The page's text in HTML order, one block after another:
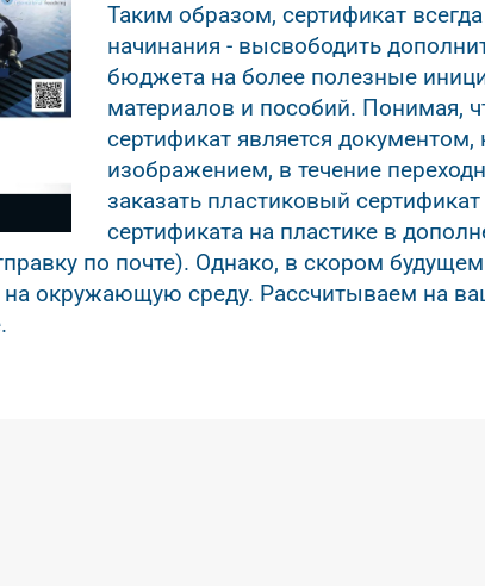
Таким образом, сертификат
начинания - высвободить
бюджета на более полезные
материалов и пособий. Понимая,
сертификат является
изображением, в течение
заказать пластиковый
сертификата на пластике в
по почте). Однако, в скором будущем
на окружающую среду. Рассчитываем на